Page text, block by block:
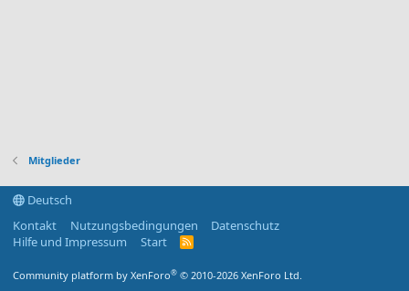
Mitglieder
Deutsch
Kontakt
Nutzungsbedingungen
Datenschutz
Hilfe und Impressum
Start
R
Community platform by XenForo® © 2010-2026 XenForo Ltd.